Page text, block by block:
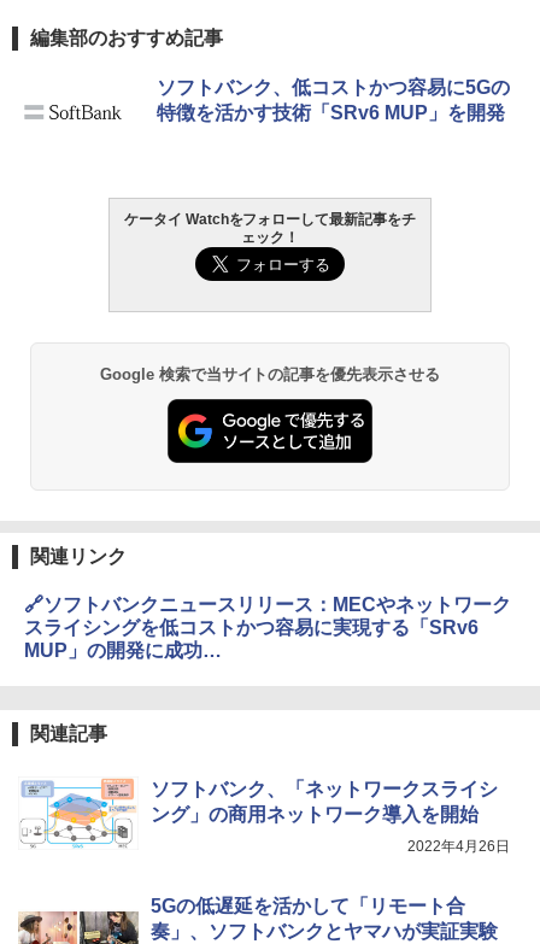
編集部のおすすめ記事
ソフトバンク、低コストかつ容易に5Gの
特徴を活かす技術「SRv6 MUP」を開発
ケータイ Watchをフォローして最新記事をチ
ェック！
Google 検索で当サイトの記事を優先表示させる
関連リンク
🔗ソフトバンクニュースリリース：MECやネットワーク
スライシングを低コストかつ容易に実現する「SRv6
MUP」の開発に成功
関連記事
ソフトバンク、「ネットワークスライシ
ング」の商用ネットワーク導入を開始
2022年4月26日
5Gの低遅延を活かして「リモート合
奏」、ソフトバンクとヤマハが実証実験